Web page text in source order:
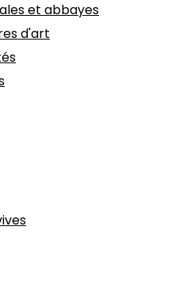
et abbayes
d'art